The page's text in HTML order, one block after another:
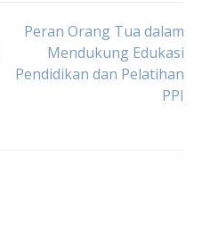
Peran Orang Tua dalam
Mendukung Edukasi
Pendidikan dan Pelatihan
PPI